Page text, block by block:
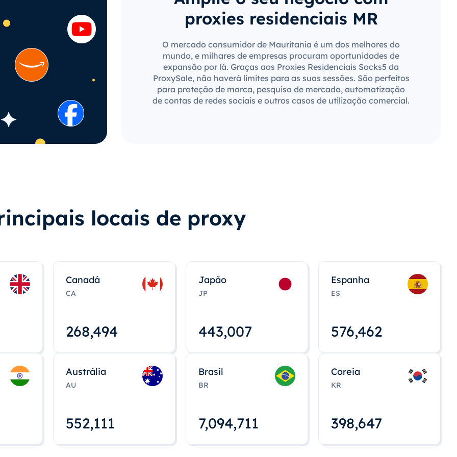
proxies residenciais MR
O mercado consumidor de Mauritania é um dos melhores do
mundo, e milhares de empresas procuram oportunidades de
expansão por lá. Graças aos Proxies Residenciais Socks5 da
ProxySale, não haverá limites para as suas sessões. São perfeitos
para proteção de marca, pesquisa de mercado, automatização
de contas de redes sociais e outros casos de utilização comercial.
locais de proxy
Canadá
CA
268,495
Japão
JP
443,008
Espanha
ES
576,463
Austrália
AU
552,112
Brasil
BR
7,094,712
Coreia
KR
398,648